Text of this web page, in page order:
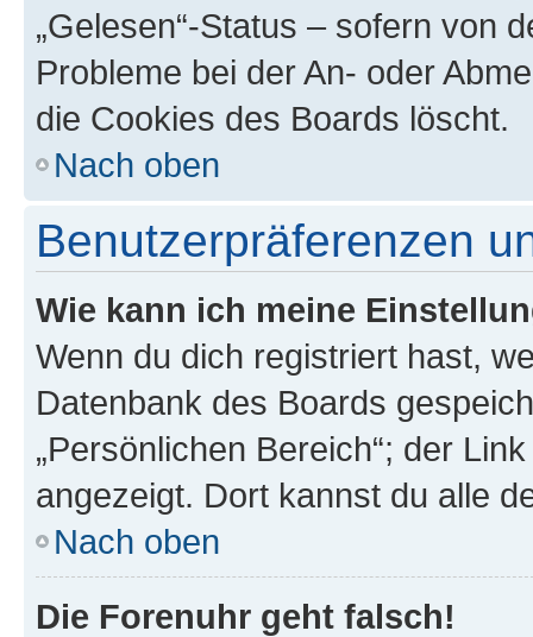
„Gelesen“-Status – sofern von
Probleme bei der An- oder
die Cookies des Boards löscht.
Nach oben
Benutzerpräferenzen
Wie kann ich meine
Wenn du dich registriert hast,
Datenbank des Boards
„Persönlichen Bereich“; der
angezeigt. Dort kannst du alle
Nach oben
Die Forenuhr geht falsch!